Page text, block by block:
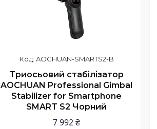
AOCHUAN-SMARTS2-B
Триосьовий стабілізатор
AOCHUAN Professional Gimbal
Stabilizer for Smartphone
SMART S2 Чорний
7 992 ₴